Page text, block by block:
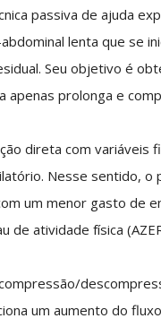
passiva de ajuda
lenta que se
Seu objetivo é
apenas prolonga e
direta com variáveis
Nesse sentido, o
um menor gasto de
de atividade física
um aumento do